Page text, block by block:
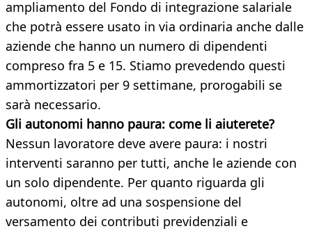
ampliamento del Fondo di integrazione salariale
che potrà essere usato in via ordinaria anche dalle
aziende che hanno un numero di dipendenti
compreso fra 5 e 15. Stiamo prevedendo questi
ammortizzatori per 9 settimane, prorogabili se
sarà necessario.
Gli autonomi hanno paura: come li aiuterete?
Nessun lavoratore deve avere paura: i nostri
interventi saranno per tutti, anche le aziende con
un solo dipendente. Per quanto riguarda gli
autonomi, oltre ad una sospensione del
versamento dei contributi previdenziali e